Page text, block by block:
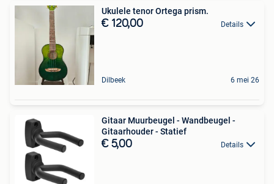
Ukulele tenor Ortega prism.
€ 120,00 Details
Dilbeek 6 mei 26
Gitaar Muurbeugel - Wandbeugel -
Gitaarhouder - Statief
€ 5,00 Details